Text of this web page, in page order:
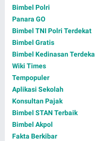
Bimbel Polri
Panara GO
Bimbel TNI Polri Terdekat
Bimbel Gratis
Bimbel Kedinasan
Wiki Times
Tempopuler
Aplikasi Sekolah
Konsultan Pajak
Bimbel STAN Terbaik
Bimbel Akpol
Fakta Berkibar